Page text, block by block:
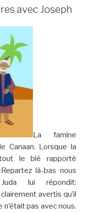
avec Joseph
La famine
Canaan. Lorsque la
le blé rapporté
là-bas nous
lui répondit:
avertis qu’il
pas avec nous.